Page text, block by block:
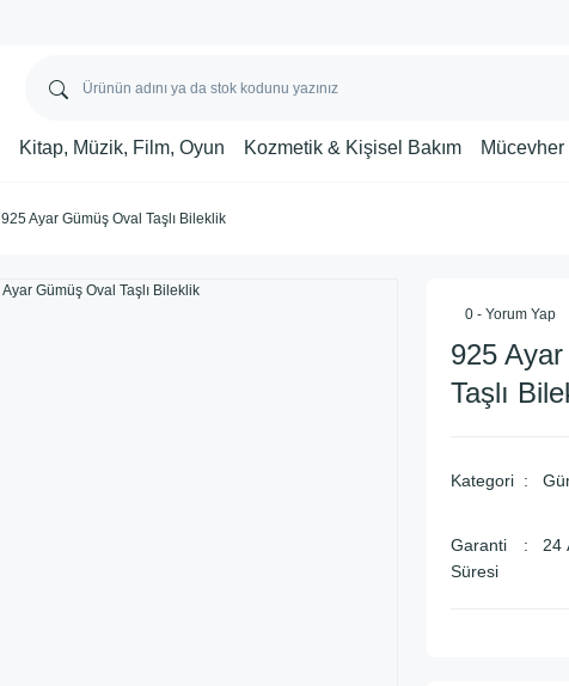
Kitap, Müzik, Film, Oyun Kozmetik & Kişisel Bakım
925 Ayar Gümüş Oval Taşlı Bileklik
0 - Yorum Yap
925
Taşlı
Kategori
Garanti
Süresi
24